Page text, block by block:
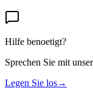
Hilfe benoetigt?
Sprechen Sie mit
Legen Sie los→